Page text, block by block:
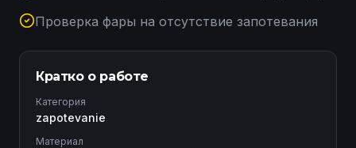
Проверка фары на отсутствие запотевания
Кратко о работе
Категория
zapotevanie
Материал